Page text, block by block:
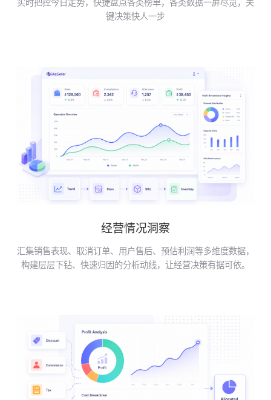
键决策快人一步
经营情况洞察
汇集销售表现、取消订单、用户售后、预估利润等多维度数据，
构建层层下钻、快速归因的分析动线，让经营决策有据可依。